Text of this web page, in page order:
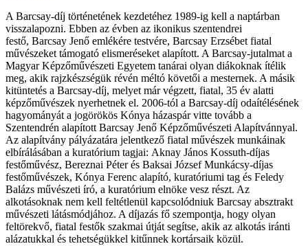
A Barcsay-díj történetének kezdetéhez 1989-ig kell a naptárban
visszalapozni. Ebben az évben az ikonikus szentendrei
festő, Barcsay Jenő emlékére testvére, Barcsay Erzsébet fiatal
művészeket támogató elismeréseket alapított. A Barcsay-jutalmat a
Magyar Képzőművészeti Egyetem tanárai olyan diákoknak ítélik
meg, akik rajzkészségük révén méltó követői a mesternek. A másik
kitüntetés a Barcsay-díj, melyet már végzett, fiatal, 35 év alatti
képzőművészek nyerhetnek el. 2006-tól a Barcsay-díj odaítélésének
hagyományát a jogörökös Kónya házaspár vitte tovább a
Szentendrén alapított Barcsay Jenő Képzőművészeti Alapítvánnyal.
Az alapítvány pályázatára jelentkező fiatal művészek munkáinak
elbírálásában a kuratórium tagjai: Aknay János Kossuth-díjas
festőművész, Bereznai Péterés Baksai JózsefMunkácsy-díjas
festőművészek, Kónya Ferenc alapító, kuratóriumi tag és Feledy
Balázs művészeti író, a kuratórium elnöke vesz részt. Az
alkotásoknak nem kell feltétlenül kapcsolódniuk Barcsay absztrakt
művészeti látásmódjához. A díjazás fő szempontja, hogy olyan
feltörekvő, fiatal festők szakmai útját segítse, akik az alkotás iránti
alázatukkal és tehetségükkel kitűnnek kortársaik közül.